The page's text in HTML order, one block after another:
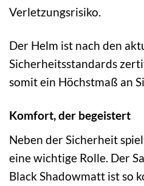
Verletzungsrisiko.
Der Helm ist nach den
Sicherheitsstandards
somit ein Höchstmaß an
Komfort, der begeistert
Neben der Sicherheit
eine wichtige Rolle. Der
Black Shadowmatt ist so